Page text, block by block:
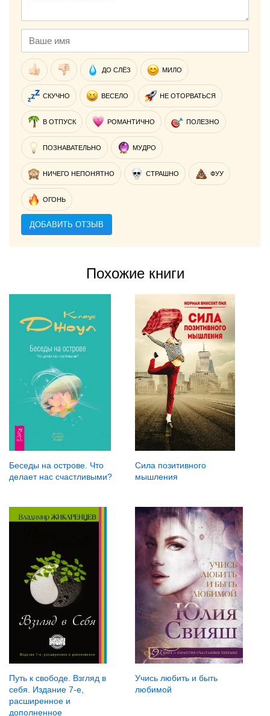
ДО СЛЁЗ МИЛО
СКУЧНО ВЕСЕЛО НЕ ОТОРВАТЬСЯ
В ОТПУСК РОМАНТИЧНО ПОЛЕЗНО
ПОЗНАВАТЕЛЬНО МУДРО
НИЧЕГО НЕПОНЯТНО СТРАШНО ФУУ
ОГОНЬ
ДОБАВИТЬ ОТЗЫВ
Похожие книги
Беседы на острове. Что
делает нас счастливыми?
Сила позитивного
мышления
Путь к свободе. Взгляд в
себя. Издание 7-е,
расширенное и
дополненное
Учись любить и быть
любимой